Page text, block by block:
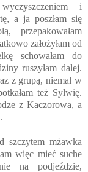
i
a ja poszłam się
przepakowałam
założyłam od
schowałam do
ruszyłam dalej.
z grupą, niemal w
też Sylwię.
z Kaczorowa, a
szczytem mżawka
więc mieć suche
na podjeździe,